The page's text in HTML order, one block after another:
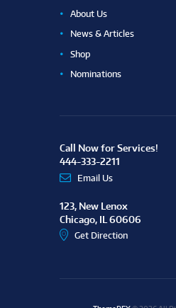
About Us
News & Articles
Shop
Nominations
Call Now for Services!
444-333-2211
Email Us
123, New Lenox
Chicago, IL 60606
Get Direction